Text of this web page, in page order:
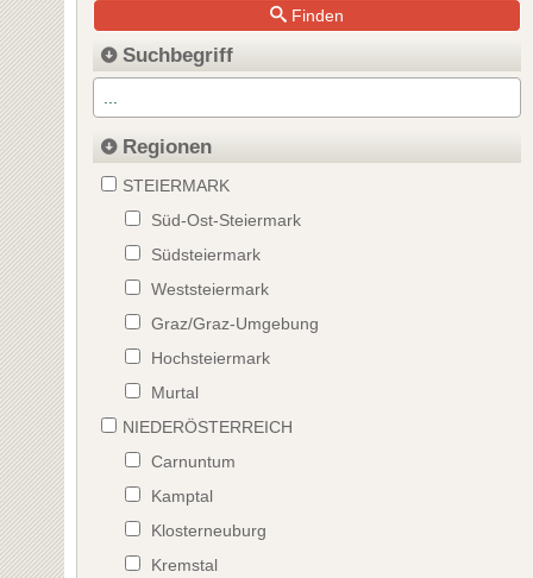
Finden
Suchbegriff
Regionen
STEIERMARK
Süd-Ost-Steiermark
Südsteiermark
Weststeiermark
Graz/Graz-Umgebung
Hochsteiermark
Murtal
NIEDERÖSTERREICH
Carnuntum
Kamptal
Klosterneuburg
Kremstal